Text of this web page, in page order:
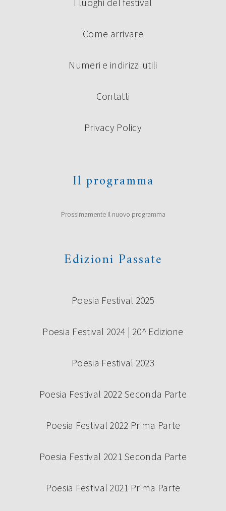
Continua a leggere
PREMIO UNDER 35 “TERRE DI
Marco Bini, Roberto Galaverni, Guido Mattia Gallerani,
Donata Ghermandi, Emilio Rentocchini, Marco Santagata
poesia Under 35 “Terre di Castelli” 2019, prima edizione:
Continua a leggere
I luoghi del festival
Come arrivare
Numeri e indirizzi utili
Contatti
Privacy Policy
Il programma
Prossimamente il nuovo programma
Edizioni Passate
Poesia Festival 2025
Poesia Festival 2024 | 20^ Edizione
Poesia Festival 2023
Poesia Festival 2022 Seconda Parte
Poesia Festival 2022 Prima Parte
Poesia Festival 2021 Seconda Parte
Poesia Festival 2021 Prima Parte